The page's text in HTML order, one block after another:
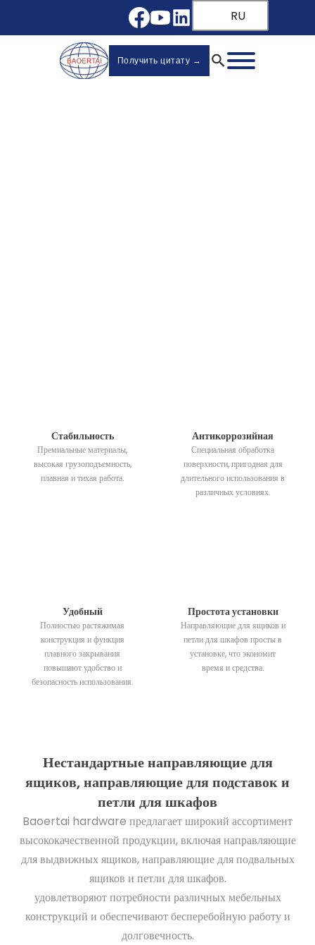
RU
Получить цитату →
Стабильность
Премиальные материалы,
высокая грузоподъемность,
плавная и тихая работа.
Антикоррозийная
Специальная обработка
поверхности, пригодная для
длительного использования в
различных условиях.
Удобный
Полностью растяжимая
конструкция и функция
плавного закрывания
повышают удобство и
безопасность использования.
Простота установки
Направляющие для ящиков и
петли для шкафов просты в
установке, что экономит
время и средства.
Нестандартные направляющие для
ящиков, направляющие для подставок и
петли для шкафов
Baoertai hardware предлагает широкий ассортимент
высококачественной продукции, включая направляющие
для выдвижных ящиков, направляющие для подвальных
ящиков и петли для шкафов.
удовлетворяют потребности различных мебельных
конструкций и обеспечивают бесперебойную работу и
долговечность.